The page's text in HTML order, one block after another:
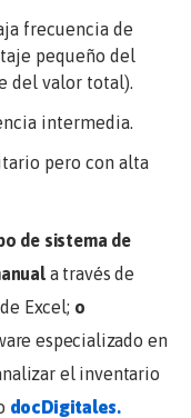
frecuencia de
pequeño del
del valor total).
intermedia.
pero con alta
de sistema de
a través de
Excel; o
especializado en
el inventario
docDigitales.